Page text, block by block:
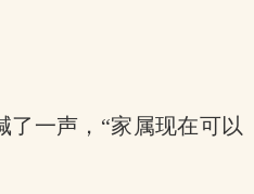
了一声，“家属现在可以